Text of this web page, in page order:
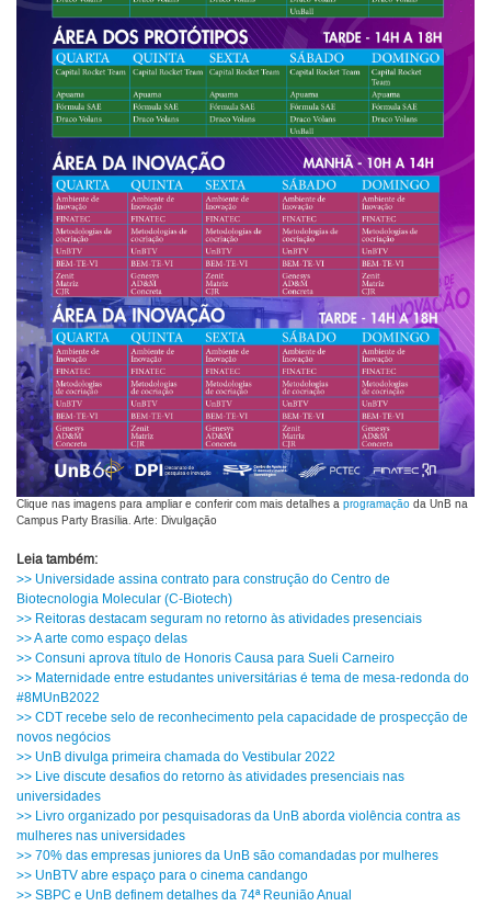
Clique nas imagens para ampliar e conferir com mais detalhes a programação da UnB na
Campus Party Brasília. Arte: Divulgação
Leia também:
>> Universidade assina contrato para construção do Centro de
Biotecnologia Molecular (C-Biotech)
>> Reitoras destacam seguram no retorno às atividades presenciais
>> A arte como espaço delas
>> Consuni aprova título de Honoris Causa para Sueli Carneiro
>> Maternidade entre estudantes universitárias é tema de mesa-redonda do
#8MUnB2022
>> CDT recebe selo de reconhecimento pela capacidade de prospecção de
novos negócios
>> UnB divulga primeira chamada do Vestibular 2022
>> Live discute desafios do retorno às atividades presenciais nas
universidades
>> Livro organizado por pesquisadoras da UnB aborda violência contra as
mulheres nas universidades
>> 70% das empresas juniores da UnB são comandadas por mulheres
>> UnBTV abre espaço para o cinema candango
>> SBPC e UnB definem detalhes da 74ª Reunião Anual